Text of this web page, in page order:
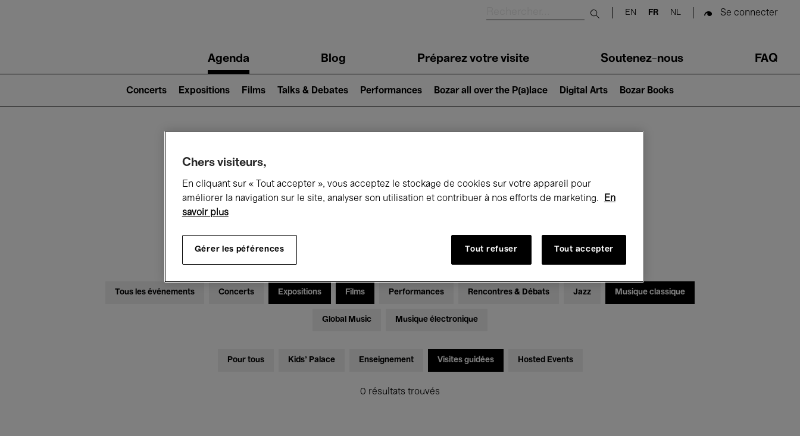
Submit search
EN FR NL Se connecter
navigationAgenda Blog Préparez votre visite Soutenez-nous FAQ
2)
Concerts Expositions Films Talks & Debates Performances Bozar all over the P(a)lace Digital Arts Bozar Books
Ce qui se passe à Bozar
Tous les événements Concerts Expositions Films Performances Rencontres & Débats Jazz Musique classique
Global Music Musique électronique
Pour tous Kids’ Palace Enseignement Visites guidées Hosted Events
0 résultats trouvés
Chers visiteurs,
En cliquant sur « Tout accepter », vous acceptez le stockage de cookies sur votre appareil pour
améliorer la navigation sur le site, analyser son utilisation et contribuer à nos efforts de marketing.
En
savoir plus
Gérer les péférences Tout refuser Tout accepter